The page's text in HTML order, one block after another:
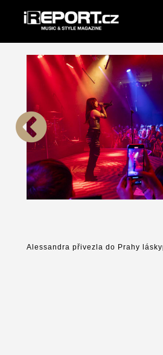
Alessandra přivezla do Prahy